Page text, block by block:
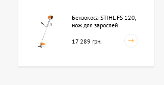
Бензокоса STIHL FS 120,
нож для зарослей
17 289 грн.